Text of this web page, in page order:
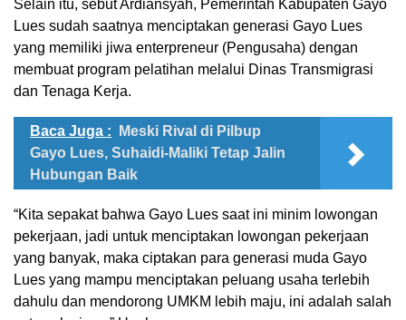
Selain itu, sebut Ardiansyah, Pemerintah Kabupaten Gayo
Lues sudah saatnya menciptakan generasi Gayo Lues
yang memiliki jiwa enterpreneur (Pengusaha) dengan
membuat program pelatihan melalui Dinas Transmigrasi
dan Tenaga Kerja.
Baca Juga :
Meski Rival di Pilbup
Gayo Lues, Suhaidi-Maliki Tetap Jalin
Hubungan Baik
“Kita sepakat bahwa Gayo Lues saat ini minim lowongan
pekerjaan, jadi untuk menciptakan lowongan pekerjaan
yang banyak, maka ciptakan para generasi muda Gayo
Lues yang mampu menciptakan peluang usaha terlebih
dahulu dan mendorong UMKM lebih maju, ini adalah salah